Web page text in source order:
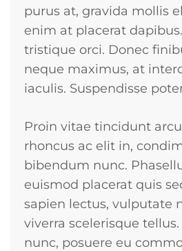
purus at, gravida mollis
enim at placerat
tristique orci. Donec
neque maximus, at
iaculis. Suspendisse
Proin vitae tincidunt
rhoncus ac elit in,
bibendum nunc.
euismod placerat quis
sapien lectus, vulputate
viverra scelerisque
nunc, posuere eu